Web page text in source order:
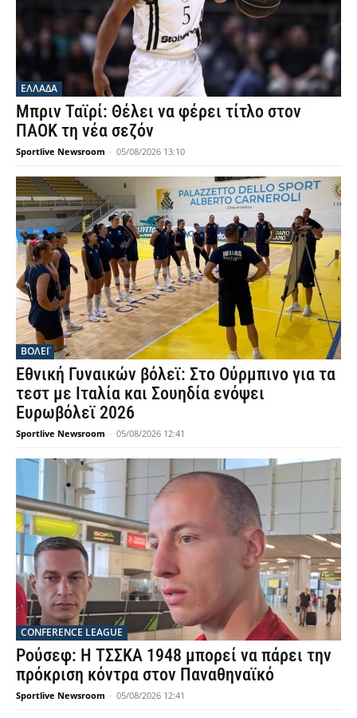
ΕΛΛΑΔΑ
Μπριν Ταϊρί: Θέλει να φέρει τίτλο στον
ΠΑΟΚ τη νέα σεζόν
Sportlive Newsroom - 05/08/2026 13:10
ΒΟΛΕΪ
Εθνική Γυναικών βόλεϊ: Στο Ούρμπινο για τα
τεστ με Ιταλία και Σουηδία ενόψει
Ευρωβόλεϊ 2026
Sportlive Newsroom - 05/08/2026 12:41
CONFERENCE LEAGUE
Ρούσεφ: Η ΤΣΣΚΑ 1948 μπορεί να πάρει την
πρόκριση κόντρα στον Παναθηναϊκό
Sportlive Newsroom - 05/08/2026 12:41